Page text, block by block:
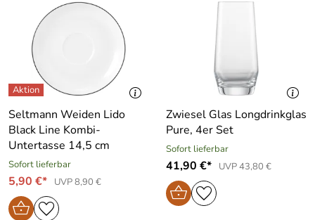
Seltmann Weiden Lido
Black Line Kombi-
Untertasse 14,5 cm
Sofort lieferbar
5,90 €* UVP 8,90 €
Zwiesel Glas Longdrinkglas
Pure, 4er Set
Sofort lieferbar
41,90 €* UVP 43,80 €